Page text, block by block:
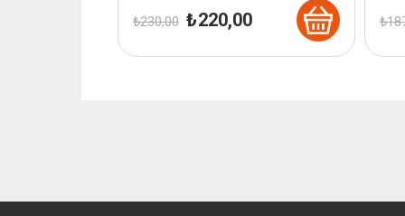
₺230,00 Orijinal
fiyat:
₺220,00Şu
₺